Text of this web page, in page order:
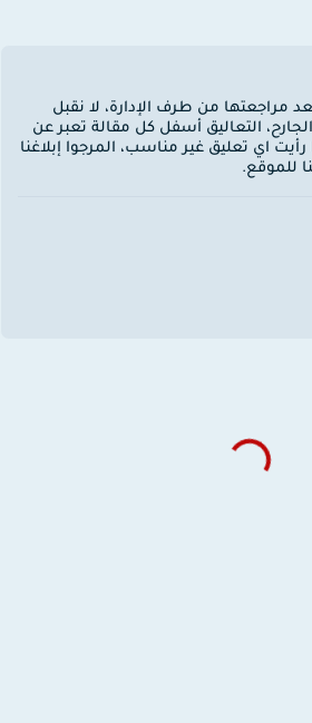
مراجعتها من طرف الإدارة، لا نقبل
التعاليق أسفل كل مقالة تعبر عن
اي تعليق غير مناسب، المرجوا إبلاغنا